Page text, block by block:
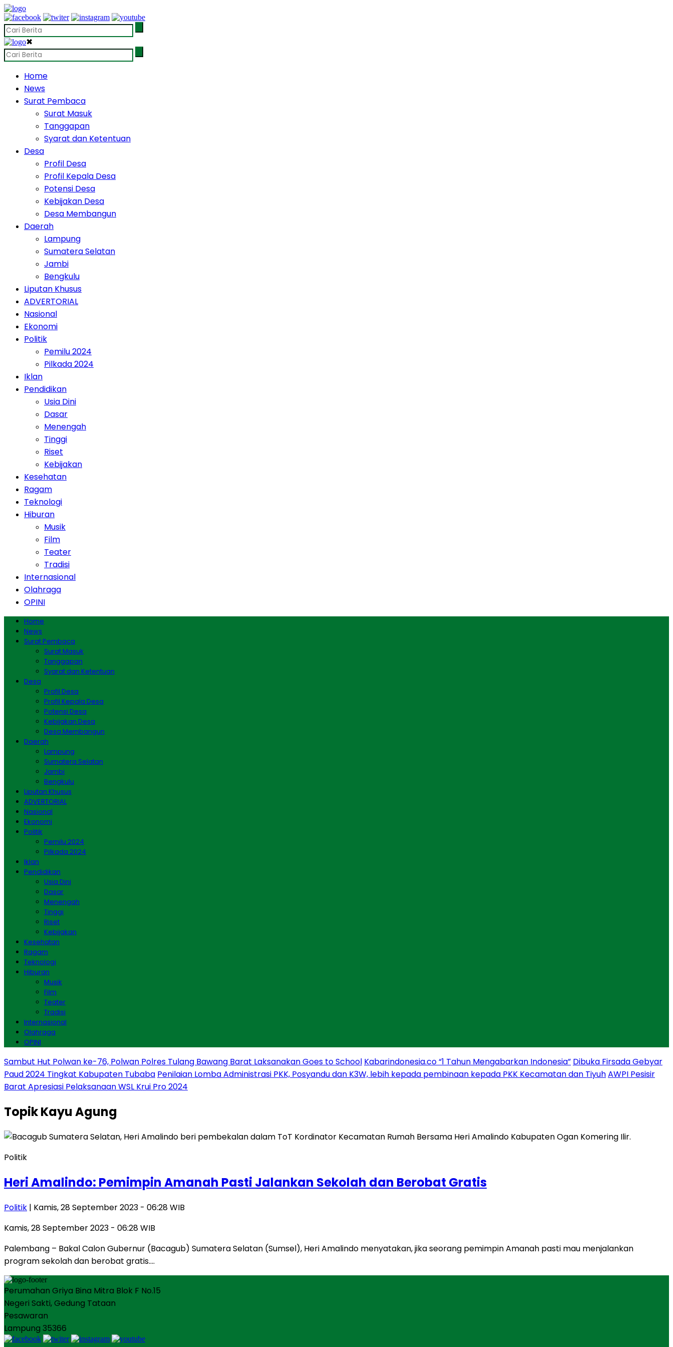
✖
Home
News
Surat Pembaca
Surat Masuk
Tanggapan
Syarat dan Ketentuan
Desa
Profil Desa
Profil Kepala Desa
Potensi Desa
Kebijakan Desa
Desa Membangun
Daerah
Lampung
Sumatera Selatan
Jambi
Bengkulu
Liputan Khusus
ADVERTORIAL
Nasional
Ekonomi
Politik
Pemilu 2024
Pilkada 2024
Iklan
Pendidikan
Usia Dini
Dasar
Menengah
Tinggi
Riset
Kebijakan
Kesehatan
Ragam
Teknologi
Hiburan
Musik
Film
Teater
Tradisi
Internasional
Olahraga
OPINI
Home
News
Surat Pembaca
Surat Masuk
Tanggapan
Syarat dan Ketentuan
Desa
Profil Desa
Profil Kepala Desa
Potensi Desa
Kebijakan Desa
Desa Membangun
Daerah
Lampung
Sumatera Selatan
Jambi
Bengkulu
Liputan Khusus
ADVERTORIAL
Nasional
Ekonomi
Politik
Pemilu 2024
Pilkada 2024
Iklan
Pendidikan
Usia Dini
Dasar
Menengah
Tinggi
Riset
Kebijakan
Kesehatan
Ragam
Teknologi
Hiburan
Musik
Film
Teater
Tradisi
Internasional
Olahraga
OPINI
Sambut Hut Polwan ke-76, Polwan Polres Tulang Bawang Barat Laksanakan Goes to School Kabarindonesia.co “1 Tahun Mengabarkan Indonesia” Dibuka Firsada Gebyar
Paud 2024 Tingkat Kabupaten Tubaba Penilaian Lomba Administrasi PKK, Posyandu dan K3W, lebih kepada pembinaan kepada PKK Kecamatan dan TiyuhAWPI Pesisir
Barat Apresiasi Pelaksanaan WSL Krui Pro 2024
TopikKayu Agung
Politik
Heri Amalindo: Pemimpin Amanah Pasti Jalankan Sekolah dan Berobat Gratis
Politik | Kamis, 28 September 2023 - 06:28 WIB
Kamis, 28 September 2023 - 06:28 WIB
Palembang – Bakal Calon Gubernur (Bacagub) Sumatera Selatan (Sumsel), Heri Amalindo menyatakan, jika seorang pemimpin Amanah pasti mau menjalankan
program sekolah dan berobat gratis….
Perumahan Griya Bina Mitra Blok F No.15
Negeri Sakti, Gedung Tataan
Pesawaran
Lampung 35366